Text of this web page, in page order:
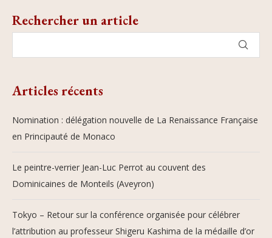
Rechercher un article
Articles récents
Nomination : délégation nouvelle de La Renaissance Française
en Principauté de Monaco
Le peintre-verrier Jean-Luc Perrot au couvent des
Dominicaines de Monteils (Aveyron)
Tokyo – Retour sur la conférence organisée pour célébrer
l’attribution au professeur Shigeru Kashima de la médaille d’or